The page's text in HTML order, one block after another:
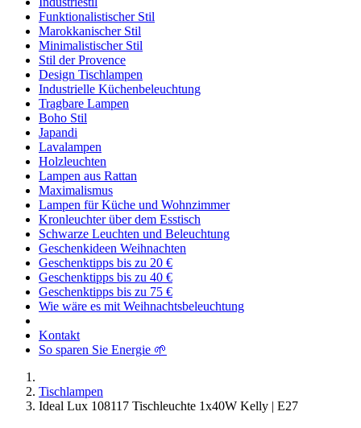
Funktionalistischer Stil
Marokkanischer Stil
Minimalistischer Stil
Stil der Provence
Design Tischlampen
Industrielle Küchenbeleuchtung
Tragbare Lampen
Boho Stil
Japandi
Lavalampen
Holzleuchten
Lampen aus Rattan
Maximalismus
Lampen für Küche und Wohnzimmer
Kronleuchter über dem Esstisch
Schwarze Leuchten und Beleuchtung
Geschenkideen Weihnachten
Geschenktipps bis zu 20 €
Geschenktipps bis zu 40 €
Geschenktipps bis zu 75 €
Wie wäre es mit Weihnachtsbeleuchtung
Kontakt
So sparen Sie Energie 🌱
Tischlampen
Ideal Lux 108117 Tischleuchte 1x40W Kelly | E27